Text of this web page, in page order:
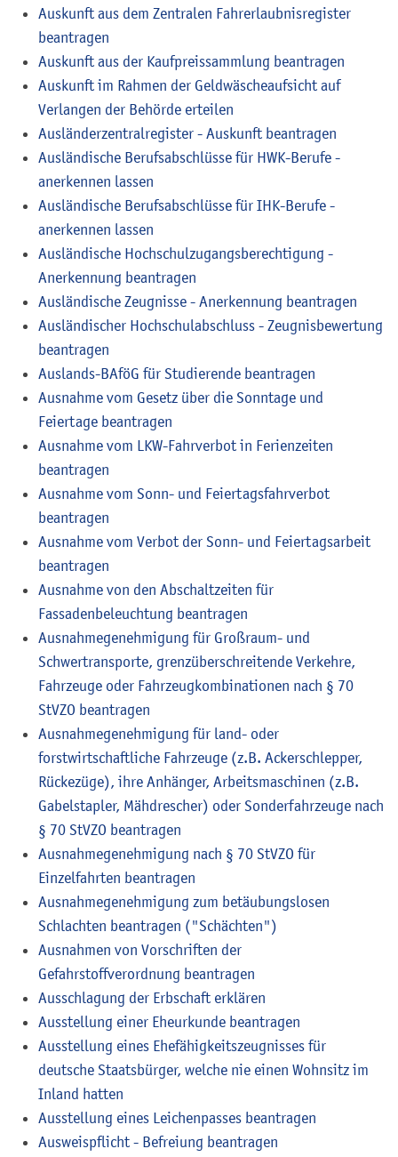
Auskunft aus dem Zentralen Fahrerlaubnisregister
beantragen
Auskunft aus der Kaufpreissammlung beantragen
Auskunft im Rahmen der Geldwäscheaufsicht auf
Verlangen der Behörde erteilen
Ausländerzentralregister - Auskunft beantragen
Ausländische Berufsabschlüsse für HWK-Berufe -
anerkennen lassen
Ausländische Berufsabschlüsse für IHK-Berufe -
anerkennen lassen
Ausländische Hochschulzugangsberechtigung -
Anerkennung beantragen
Ausländische Zeugnisse - Anerkennung beantragen
Ausländischer Hochschulabschluss - Zeugnisbewertung
beantragen
Auslands-BAföG für Studierende beantragen
Ausnahme vom Gesetz über die Sonntage und
Feiertage beantragen
Ausnahme vom LKW-Fahrverbot in Ferienzeiten
beantragen
Ausnahme vom Sonn- und Feiertagsfahrverbot
beantragen
Ausnahme vom Verbot der Sonn- und Feiertagsarbeit
beantragen
Ausnahme von den Abschaltzeiten für
Fassadenbeleuchtung beantragen
Ausnahmegenehmigung für Großraum- und
Schwertransporte, grenzüberschreitende Verkehre,
Fahrzeuge oder Fahrzeugkombinationen nach § 70
StVZO beantragen
Ausnahmegenehmigung für land- oder
forstwirtschaftliche Fahrzeuge (z.B. Ackerschlepper,
Rückezüge), ihre Anhänger, Arbeitsmaschinen (z.B.
Gabelstapler, Mähdrescher) oder Sonderfahrzeuge nach
§ 70 StVZO beantragen
Ausnahmegenehmigung nach § 70 StVZO für
Einzelfahrten beantragen
Ausnahmegenehmigung zum betäubungslosen
Schlachten beantragen ("Schächten")
Ausnahmen von Vorschriften der
Gefahrstoffverordnung beantragen
Ausschlagung der Erbschaft erklären
Ausstellung einer Eheurkunde beantragen
Ausstellung eines Ehefähigkeitszeugnisses für
deutsche Staatsbürger, welche nie einen Wohnsitz im
Inland hatten
Ausstellung eines Leichenpasses beantragen
Ausweispflicht - Befreiung beantragen